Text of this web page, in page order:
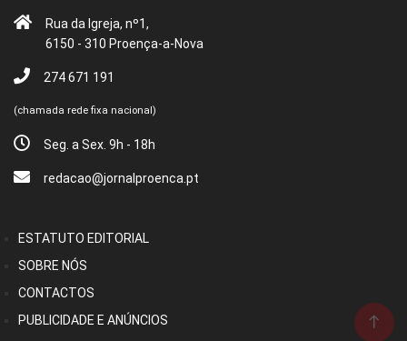
Rua da Igreja, nº1,
6150 - 310 Proença-a-Nova
274 671 191
(chamada rede fixa nacional)
Seg. a Sex. 9h - 18h
redacao@jornalproenca.pt
ESTATUTO EDITORIAL
SOBRE NÓS
CONTACTOS
PUBLICIDADE E ANÚNCIOS